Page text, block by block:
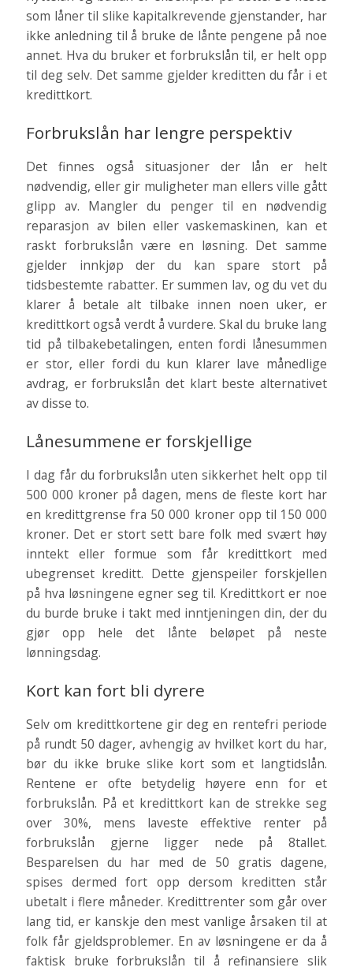
som låner til slike kapitalkrevende gjenstander, har
ikke anledning til å bruke de lånte pengene på noe
annet. Hva du bruker et forbrukslån til, er helt opp
til deg selv. Det samme gjelder kreditten du får i et
kredittkort.
Forbrukslån har lengre perspektiv
Det finnes også situasjoner der lån er helt
nødvendig, eller gir muligheter man ellers ville gått
glipp av. Mangler du penger til en nødvendig
reparasjon av bilen eller vaskemaskinen, kan et
raskt forbrukslån være en løsning. Det samme
gjelder innkjøp der du kan spare stort på
tidsbestemte rabatter. Er summen lav, og du vet du
klarer å betale alt tilbake innen noen uker, er
kredittkort også verdt å vurdere. Skal du bruke lang
tid på tilbakebetalingen, enten fordi lånesummen
er stor, eller fordi du kun klarer lave månedlige
avdrag, er forbrukslån det klart beste alternativet
av disse to.
Lånesummene er forskjellige
I dag får du forbrukslån uten sikkerhet helt opp til
500 000 kroner på dagen, mens de fleste kort har
en kredittgrense fra 50 000 kroner opp til 150 000
kroner. Det er stort sett bare folk med svært høy
inntekt eller formue som får kredittkort med
ubegrenset kreditt. Dette gjenspeiler forskjellen
på hva løsningene egner seg til. Kredittkort er noe
du burde bruke i takt med inntjeningen din, der du
gjør opp hele det lånte beløpet på neste
lønningsdag.
Kort kan fort bli dyrere
Selv om kredittkortene gir deg en rentefri periode
på rundt 50 dager, avhengig av hvilket kort du har,
bør du ikke bruke slike kort som et langtidslån.
Rentene er ofte betydelig høyere enn for et
forbrukslån. På et kredittkort kan de strekke seg
over 30%, mens laveste effektive renter på
forbrukslån gjerne ligger nede på 8­tallet.
Besparelsen du har med de 50 gratis dagene,
spises dermed fort opp dersom kreditten står
ubetalt i flere måneder. Kredittrenter som går over
lang tid, er kanskje den mest vanlige årsaken til at
folk får gjeldsproblemer. En av løsningene er da å
faktisk bruke forbrukslån til å refinansiere slik